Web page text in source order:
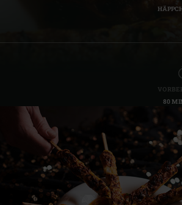
Estonia | Eesti
Germany | Deutschland
Greece | Ελλάδα
Hungary | Magyarország
80